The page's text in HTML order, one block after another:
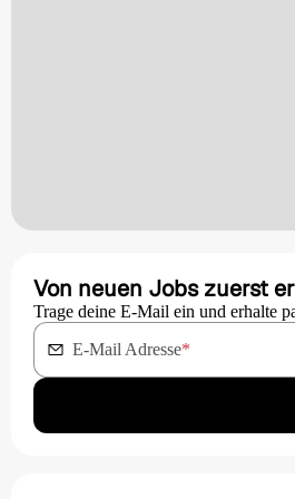
Von neuen Jobs zuerst
Trage deine E-Mail ein und erhalte
E-Mail Adresse*